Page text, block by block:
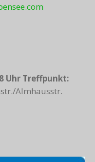
Uhr Treffpunkt:
Almhausstr.